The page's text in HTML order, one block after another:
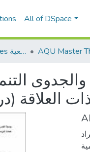
All of DSpace
Dissertations & Theses الرسائل الجامعية
العلاقة
الأفراد